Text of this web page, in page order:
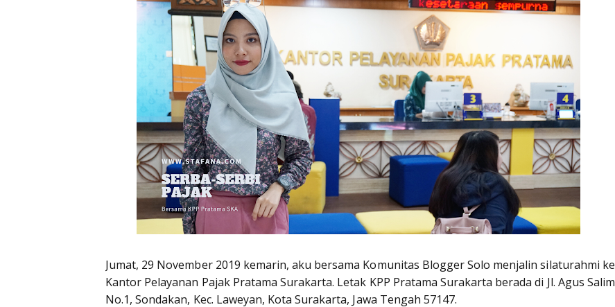
Jumat, 29 November 2019 kemarin, aku bersama Komunitas Blogger Solo menjalin silaturahmi ke
Kantor Pelayanan Pajak Pratama Surakarta. Letak KPP Pratama Surakarta berada di Jl. Agus Salim
No.1, Sondakan, Kec. Laweyan, Kota Surakarta, Jawa Tengah 57147.